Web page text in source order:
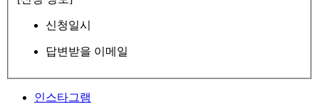
신청일시
답변받을 이메일
인스타그램